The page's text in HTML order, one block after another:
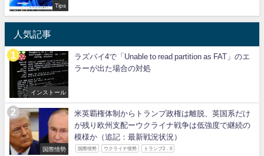
Tips
人気記事
インストール
ラズパイ4で「Unable to read partition as FAT」のエ
ラーが出た場合の対処
国際情勢
米英覇権体制からトランプ政権は離脱、英国系だけ
が残り欧州支配ーウクライナ戦争は低強度で継続の
模様か（追記：最新戦況状況）
国際情勢 ウクライナ情勢 トランプ2．0